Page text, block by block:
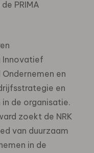
PRIMA
Innovatief
en
en
de organisatie.
zoekt de NRK
van duurzaam
in de